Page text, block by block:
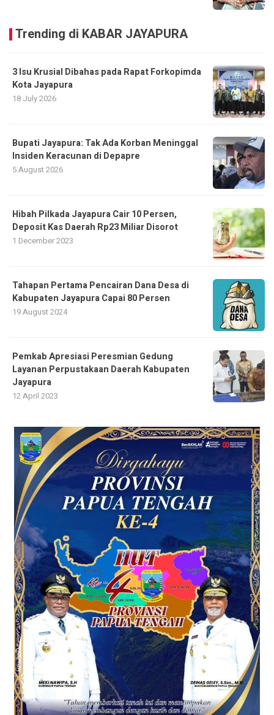
Trending di KABAR JAYAPURA
3 Isu Krusial Dibahas pada Rapat Forkopimda
Kota Jayapura
18 July 2026
Bupati Jayapura: Tak Ada Korban Meninggal
Insiden Keracunan di Depapre
5 August 2026
Hibah Pilkada Jayapura Cair 10 Persen,
Deposit Kas Daerah Rp23 Miliar Disorot
1 December 2023
Tahapan Pertama Pencairan Dana Desa di
Kabupaten Jayapura Capai 80 Persen
19 August 2024
Pemkab Apresiasi Peresmian Gedung
Layanan Perpustakaan Daerah Kabupaten
Jayapura
12 April 2023